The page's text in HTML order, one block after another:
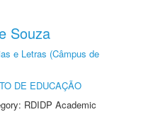
Souza
e Letras (Câmpus de
DE EDUCAÇÃO
RDIDP Academic